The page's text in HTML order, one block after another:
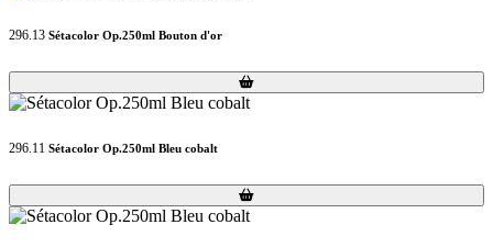
296.13 Sétacolor Op.250ml Bouton d'or
Loading...
Loading...
296.11 Sétacolor Op.250ml Bleu cobalt
Loading...
Loading...